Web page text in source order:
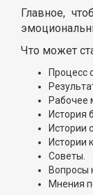
Главное,
Что может
Процесс
Рабочее
История
Истории
Истории
Советы.
Вопросы
Мнения